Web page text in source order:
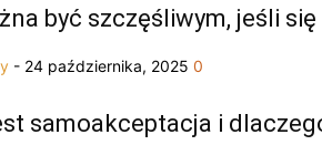
być szczęśliwym, jeśli
- 24 października, 2025 0
samoakceptacja i